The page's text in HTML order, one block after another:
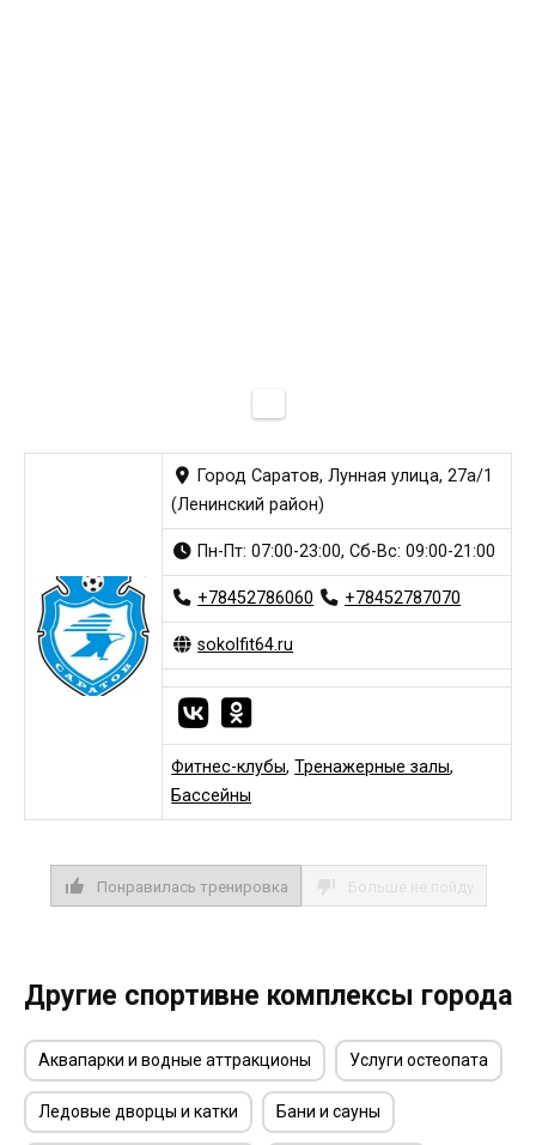
Город Саратов, Лунная улица, 27а/1
(Ленинский район)
Пн-Пт: 07:00-23:00, Сб-Вс: 09:00-21:00
+78452786060 +78452787070
sokolfit64.ru
Фитнес-клубы,Тренажерные залы,
Бассейны
Понравилась тренировка
Другие спортивне комплексы города
Аквапарки и водные аттракционы Услуги остеопата
Ледовые дворцы и катки Бани и сауны